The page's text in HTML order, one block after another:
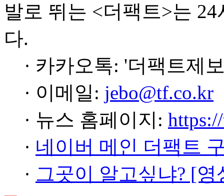
발로 뛰는 <더팩트>는
다.
· 카카오톡: '더팩트제
· 이메일: jebo@tf.co.kr
· 뉴스 홈페이지:
· 네이버 메인 더팩트
· 그곳이 알고싶냐? [